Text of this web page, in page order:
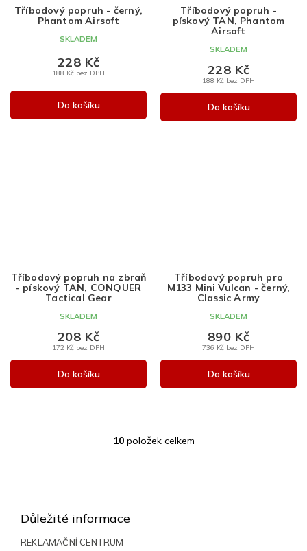
Tříbodový popruh - černý,
Phantom Airsoft
SKLADEM
188 Kč bez DPH
228 Kč
Do košíku
Tříbodový popruh -
pískový TAN, Phantom
Airsoft
SKLADEM
188 Kč bez DPH
228 Kč
Do košíku
Tříbodový popruh na zbraň
- pískový TAN, CONQUER
Tactical Gear
SKLADEM
172 Kč bez DPH
208 Kč
Do košíku
Tříbodový popruh pro
M133 Mini Vulcan - černý,
Classic Army
SKLADEM
736 Kč bez DPH
890 Kč
Do košíku
O
10položek celkem
Důležité informace
REKLAMAČNÍ CENTRUM